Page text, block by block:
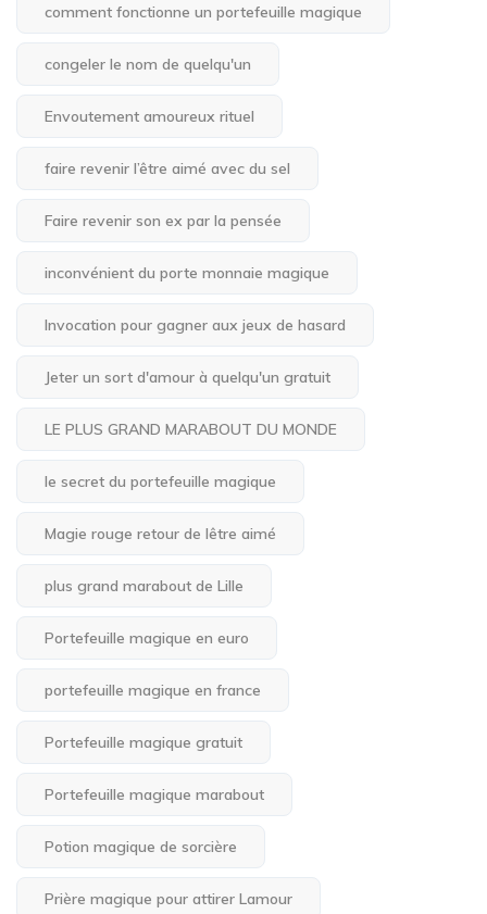
comment fonctionne un portefeuille magique
congeler le nom de quelqu'un
Envoutement amoureux rituel
faire revenir l’être aimé avec du sel
Faire revenir son ex par la pensée
inconvénient du porte monnaie magique
Invocation pour gagner aux jeux de hasard
Jeter un sort d'amour à quelqu'un gratuit
LE PLUS GRAND MARABOUT DU MONDE
le secret du portefeuille magique
Magie rouge retour de lêtre aimé
plus grand marabout de Lille
Portefeuille magique en euro
portefeuille magique en france
Portefeuille magique gratuit
Portefeuille magique marabout
Potion magique de sorcière
Prière magique pour attirer Lamour